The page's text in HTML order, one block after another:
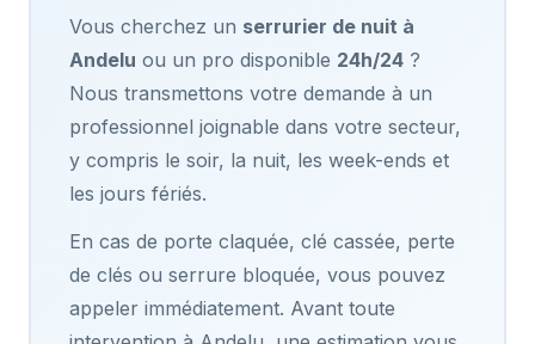
Vous cherchez un serrurier de nuit à
Andelu ou un pro disponible 24h/24?
Nous transmettons votre demande à un
professionnel joignable dans votre secteur,
y compris le soir, la nuit, les week-ends et
les jours fériés.
En cas de porte claquée, clé cassée, perte
de clés ou serrure bloquée, vous pouvez
appeler immédiatement. Avant toute